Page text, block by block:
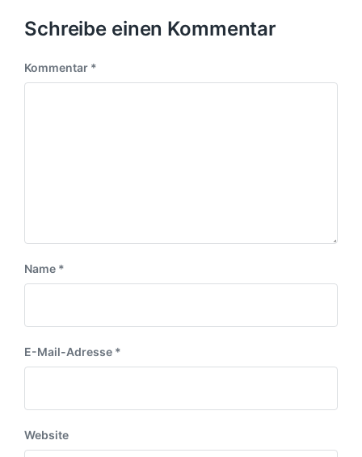
Schreibe einen Kommentar
Kommentar *
Name *
E-Mail-Adresse *
Website